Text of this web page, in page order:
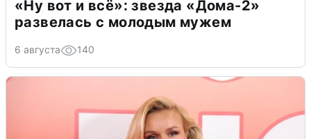
«Ну вот и всё»: звезда «Дома-2»
развелась с молодым мужем
6 августа 140